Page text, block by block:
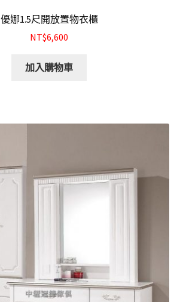
優娜1.5尺開放置物衣櫃
NT$6,600
加入購物車